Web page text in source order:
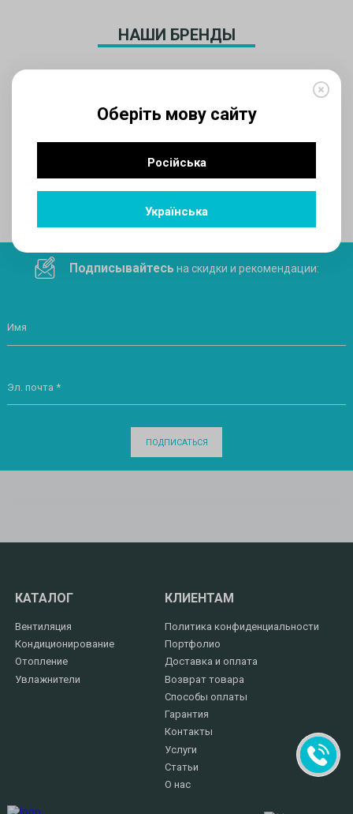
Оберіть мову сайту
Російська
Українська
НАШИ БРЕНДЫ
Поделитесь ссылкой в социальных сетях
Подписывайтесьна скидки и рекомендации:
Имя
Эл. почта *
ПОДПИСАТЬСЯ
КАТАЛОГ
Вентиляция
Кондиционирование
Отопление
Увлажнители
КЛИЕНТАМ
Политика конфиденциальности
Портфолио
Доставка и оплата
Возврат товара
Способы оплаты
Гарантия
Контакты
Услуги
Статьи
О нас